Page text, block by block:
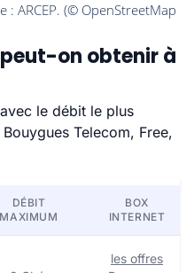
on obtenir à
le débit le plus
Telecom, Free,
DÉBIT
MAXIMUM
BOX
INTERNET
les offres